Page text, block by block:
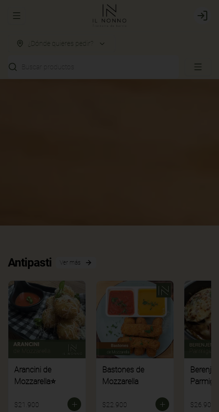
Abrir menu de navegación Login
¿Dónde quieres pedir?
Buscar productos
Antipasti Ver más
Arancini de
Mozzarella⭐
$21.900
Bastones de
Mozzarella
$22.900 $26.900